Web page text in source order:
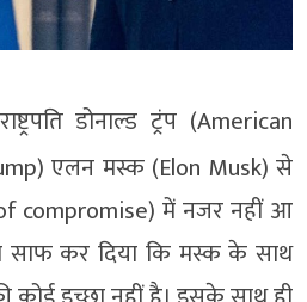
डोनाल्ड ट्रंप (American
एलन मस्क (Elon Musk) से
compromise) में नजर नहीं आ
साफ कर दिया कि मस्क के साथ